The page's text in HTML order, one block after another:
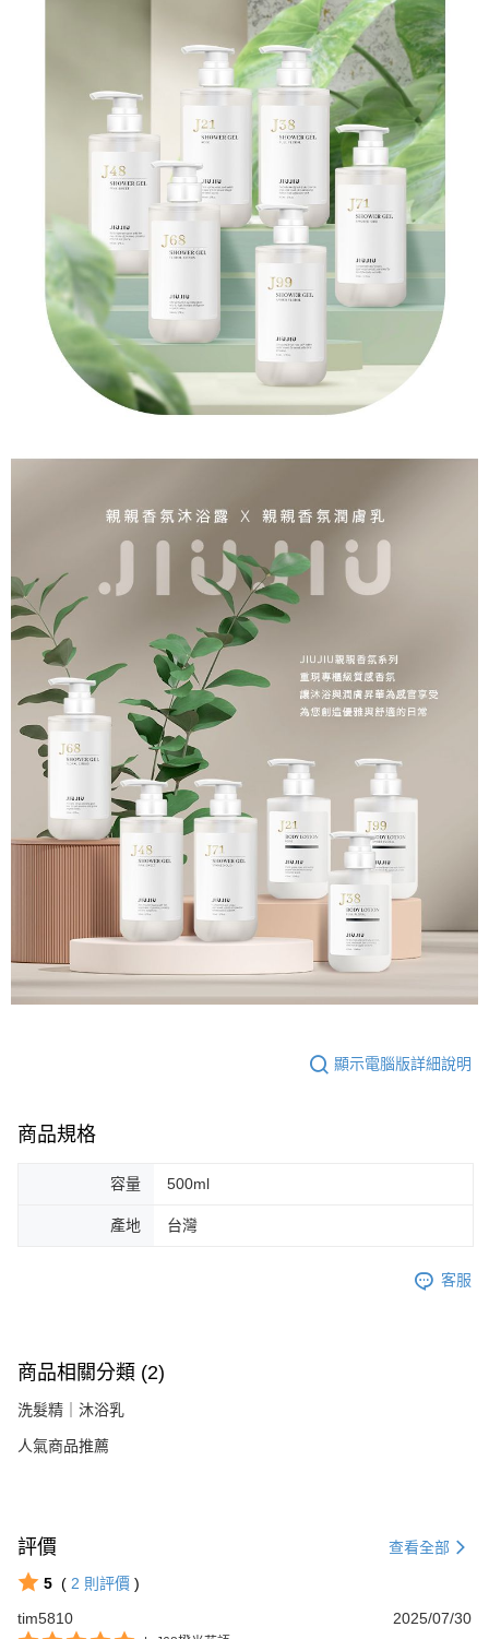
顯示電腦版詳細說明
商品規格
容量 500ml
產地 台灣
客服
商品相關分類 (2)
洗髮精｜沐浴乳
人氣商品推薦
評價 查看全部
5 ( 2 則評價 )
tim5810
2025/07/30